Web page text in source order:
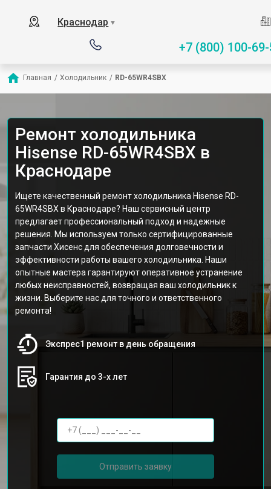
Краснодар ▼
+7 (800) 100-
Главная / Холодильник / RD-65WR4SBX
Ремонт холодильника
Hisense RD-65WR4SBX в
Краснодаре
Ищете качественный ремонт холодильника Hisense RD-
65WR4SBX в Краснодаре? Наш сервисный центр
предлагает профессиональный подход и надежные
решения. Мы используем только сертифицированные
запчасти Хисенс для обеспечения долговечности и
эффективности работы вашего холодильника. Наши
опытные мастера гарантируют оперативное устранение
любых неисправностей, возвращая ваш холодильник к
жизни. Выберите нас для точного и ответственного
ремонта!
Экспрес1 ремонт в день обращения
Гарантия до 3-х лет
Отправить заявку